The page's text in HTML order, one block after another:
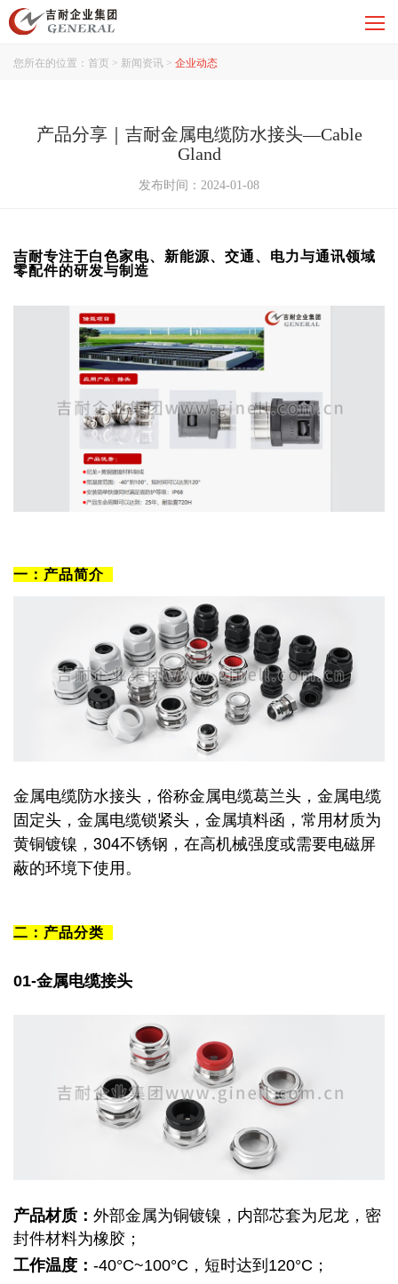
您所在的位置： 首页 > 新闻资讯 > 企业动态
产品分享｜吉耐金属电缆防水接头—Cable
Gland
发布时间：2024-01-08
吉耐专注于白色家电、新能源、交通、电力与通讯领域
零配件的研发与制造
一：产品简介
金属电缆防水接头，俗称金属电缆葛兰头，金属电缆
固定头，金属电缆锁紧头，金属填料函，常用材质为
黄铜镀镍，304不锈钢，在高机械强度或需要电磁屏
蔽的环境下使用。
二： 产品分类
01-金属电缆接头
产品材质： 外部金属为铜镀镍，内部芯套为尼龙，密
封件材料为橡胶；
工作温度： -40°C~100°C ，短时达到 120°C ；